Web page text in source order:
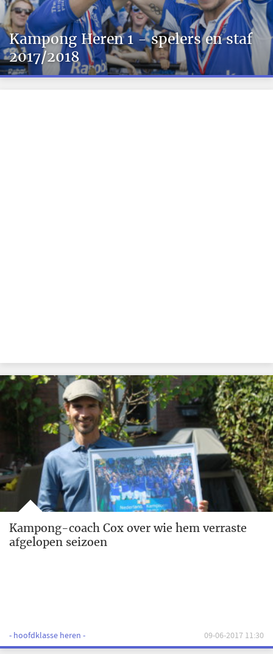
Kampong Heren 1 - spelers en staf
2017/2018
Kampong-coach Cox over wie hem verraste
afgelopen seizoen
- hoofdklasse heren - 09-06-2017 11:30